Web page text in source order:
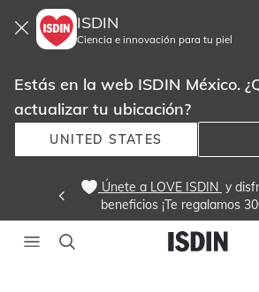
ISDIN
Ciencia e innovación para tu piel
Estás en la web ISDIN México.
actualizar tu ubicación?
UNITED STATES
Únete a LOVE ISDIN y
beneficios ¡Te regalamos